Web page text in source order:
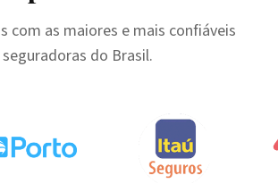
com as maiores e mais confiáveis
seguradoras do Brasil.